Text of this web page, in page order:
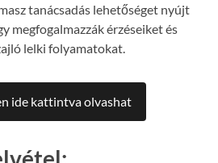
tanácsadás lehetőséget nyújt
megfogalmazzák érzéseiket és
lelki folyamatokat.
ide kattintva olvashat